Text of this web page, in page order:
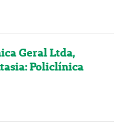
Geral Ltda,
Policlínica